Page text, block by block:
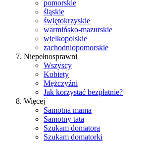
pomorskie
śląskie
świętokrzyskie
warmińsko-mazurskie
wielkopolskie
zachodniopomorskie
Niepełnosprawni
Wszyscy
Kobiety
Mężczyźni
Jak korzystać bezpłatnie?
Więcej
Samotna mama
Samotny tata
Szukam domatora
Szukam domatorki